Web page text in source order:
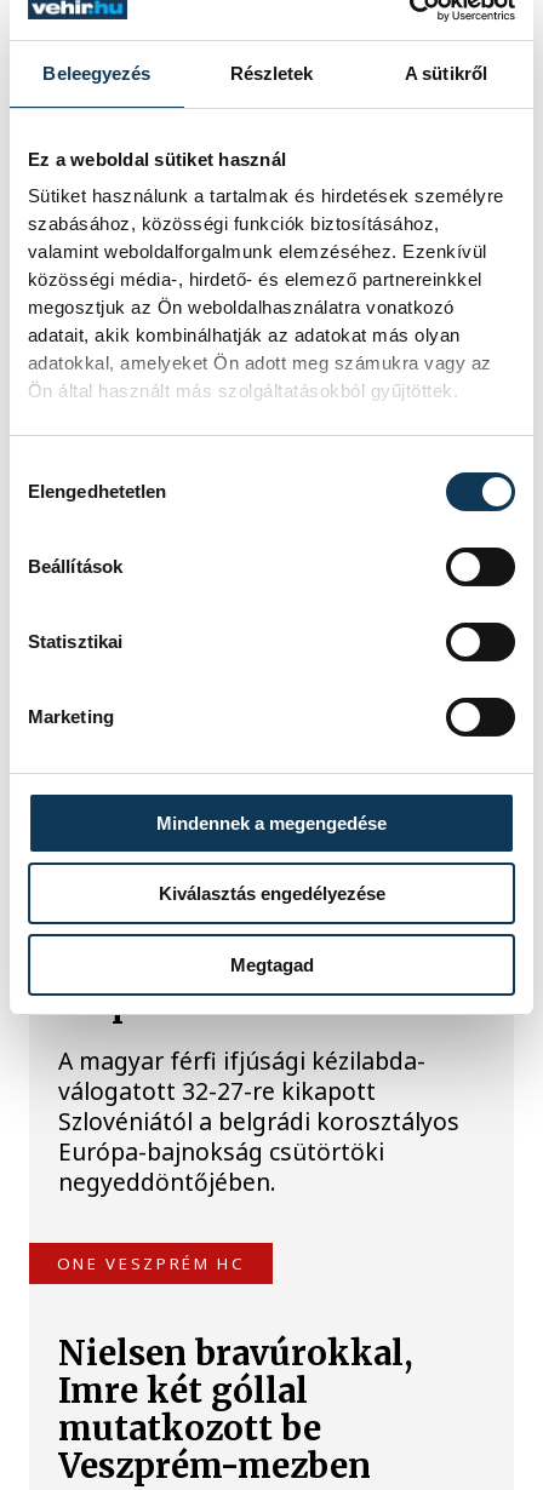
Beleegyezés Részletek A sütikről
Ez a weboldal sütiket használ
Sütiket használunk a tartalmak és hirdetések személyre
szabásához, közösségi funkciók biztosításához,
valamint weboldalforgalmunk elemzéséhez. Ezenkívül
közösségi média-, hirdető- és elemező partnereinkkel
megosztjuk az Ön weboldalhasználatra vonatkozó
adatait, akik kombinálhatják az adatokat más olyan
adatokkal, amelyeket Ön adott meg számukra vagy az
Ön által használt más szolgáltatásokból gyűjtöttek.
Elengedhetetlen
Beállítások
Statisztikai
Marketing
Mindennek a megengedése
Kiválasztás engedélyezése
Megtagad
TOVÁBBI CIKKEK
KÉZILABDA
Férfi kézilabda ifjúsági
Eb: nem jutott
elődöntőbe a magyar
csapat
A magyar férfi ifjúsági kézilabda-
válogatott 32-27-re kikapott
Szlovéniától a belgrádi korosztályos
Európa-bajnokság csütörtöki
negyeddöntőjében.
ONE VESZPRÉM HC
Nielsen bravúrokkal,
Imre két góllal
mutatkozott be
Veszprém-mezben